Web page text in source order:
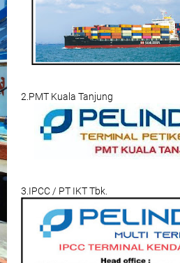
2.PMT Kuala Tanjung
3.IPCC / PT IKT Tbk.